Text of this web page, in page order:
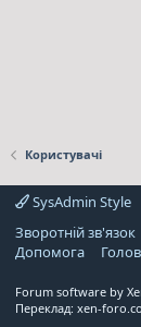
Користувачі
SysAdmin Style
Зворотній зв'язок
Дoпoмoга
Forum software by
Переклад: xen-